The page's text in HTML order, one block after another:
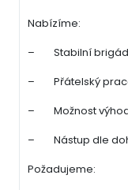
Nabízíme:
– Stabilní
– Přátelský
– Možnost
– Nástup dle
Požadujeme: